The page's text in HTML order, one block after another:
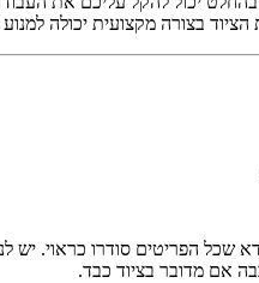
בצורה מקצועית יכולה
שכל הפריטים סודרו כראוי. יש
אם מדובר בציוד כבד.